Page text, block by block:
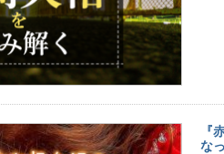
『
な